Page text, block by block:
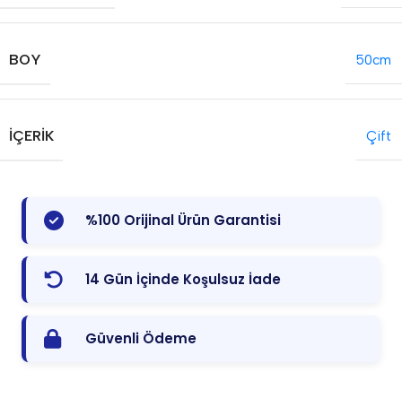
BOY 50cm
İÇERIK Çift
%100 Orijinal Ürün Garantisi
14 Gün İçinde Koşulsuz İade
Güvenli Ödeme